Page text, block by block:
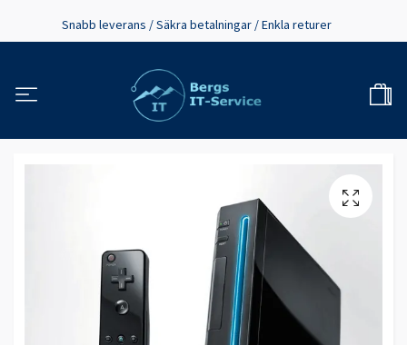
Snabb leverans / Säkra betalningar / Enkla returer